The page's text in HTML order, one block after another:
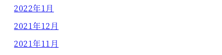
2022年1月
2021年12月
2021年11月